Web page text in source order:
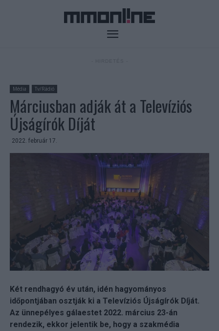
Média Tv/Rádió
Márciusban adják át a Televíziós
Újságírók Díját
2022. február 17.
Két rendhagyó év után, idén hagyományos
időpontjában osztják ki a Televíziós Újságírók Díját.
Az ünnepélyes gálaestet 2022. március 23-án
rendezik, ekkor jelentik be, hogy a szakmédia